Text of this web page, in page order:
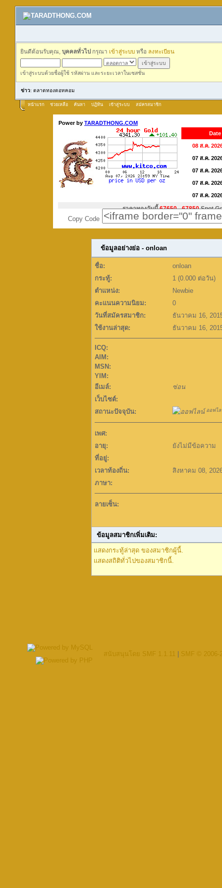
ยินดีต้อนรับคุณ, บุคคลทั่วไป กรุณา เข้าสู่ระบบ หรือ ลงทะเบียน
เข้าสู่ระบบด้วยชื่อผู้ใช้ รหัสผ่าน และระยะเวลาในเซสชั่น
ข่าว: ตลาดทองดอทคอม
หน้าแรก ช่วยเหลือ ค้นหา ปฏิทิน เข้าสู่ระบบ สมัครสมาชิก
Copy Code
ข้อมูลอย่างย่อ - onloan
ชื่อ:
onloan
กระทู้:
1 (0.000 ต่อวัน)
ตำแหน่ง:
Newbie
คะแนนความนิยม:
0
วันที่สมัครสมาชิก:
ธันวาคม 16,
ใช้งานล่าสุด:
ธันวาคม 16,
ICQ:
AIM:
MSN:
YIM:
อีเมล์:
ซ่อน
เว็บไซต์:
สถานะปัจจุบัน:
ออฟไล
เพศ:
อายุ:
ยังไม่มีข้อความ
ที่อยู่:
เวลาท้องถิ่น:
สิงหาคม 08,
ภาษา:
ลายเซ็น:
ข้อมูลสมาชิกเพิ่มเติม:
แสดงกระทู้ล่าสุด ของสมาชิกผู้นี้.
แสดงสถิติทั่วไปของสมาชิกนี้.
สนับสนุนโดย SMF 1.1.11 | SMF © 2006-